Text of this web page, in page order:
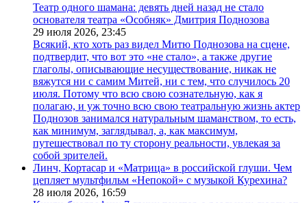
Театр одного шамана: девять дней назад не стало
основателя театра «Особняк» Дмитрия Поднозова
29 июля 2026, 23:45
Всякий, кто хоть раз видел Митю Поднозова на сцене,
подтвердит, что вот это «не стало», а также другие
глаголы, описывающие несуществование, никак не
вяжутся ни с самим Митей, ни с тем, что случилось 20
июля. Потому что всю свою сознательную, как я
полагаю, и уж точно всю свою театральную жизнь актер
Поднозов занимался натуральным шаманством, то есть,
как минимум, заглядывал, а, как максимум,
путешествовал по ту сторону реальности, увлекая за
собой зрителей.
Линч, Кортасар и «Матрица» в российской глуши. Чем
цепляет мультфильм «Непокой» с музыкой Курехина?
28 июля 2026, 16:59